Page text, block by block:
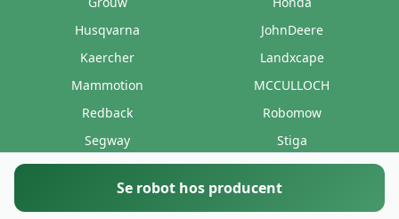
Se robot hos producent
Husqvarna
JohnDeere
Kaercher
Landxcape
Mammotion
MCCULLOCH
Redback
Robomow
Segway
Stiga
Stihl
Texas
Wolfgarten
Worx